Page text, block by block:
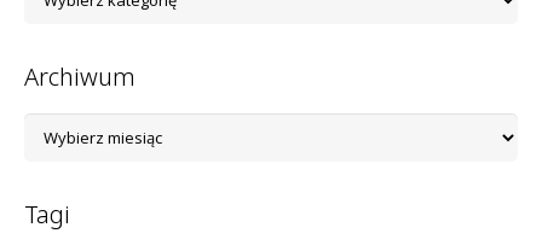
kategorii
Archiwum
Tagi